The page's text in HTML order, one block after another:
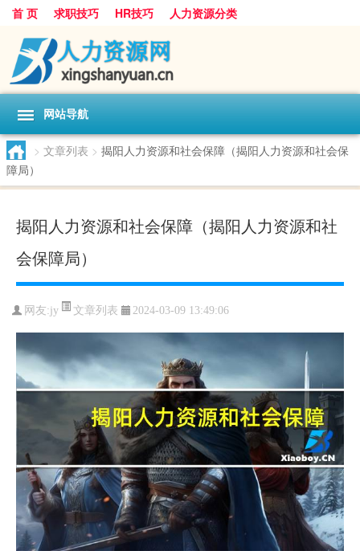
首 页 求职技巧 HR技巧 人力资源分类
网站导航
> 文章列表 > 揭阳人力资源和社会保障（揭阳人力资源和社会保
障局）
揭阳人力资源和社会保障（揭阳人力资源和社
会保障局）
网友:jy 文章列表 2024-03-09 13:49:06